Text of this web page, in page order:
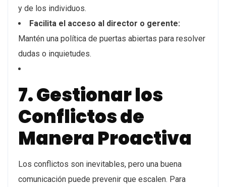
y de los individuos.
Facilita el acceso al director o gerente:
Mantén una política de puertas abiertas para resolver
dudas o inquietudes.
7. Gestionar los
Conflictos de
Manera Proactiva
Los conflictos son inevitables, pero una buena
comunicación puede prevenir que escalen. Para